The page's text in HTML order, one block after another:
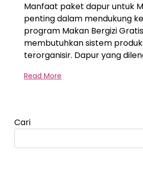
Manfaat paket dapur untuk
penting dalam mendukung
program Makan Bergizi
membutuhkan sistem
terorganisir. Dapur yang
Read More
Cari